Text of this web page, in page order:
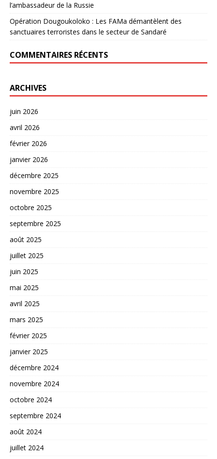
l’ambassadeur de la Russie
Opération Dougoukoloko : Les FAMa démantèlent des
sanctuaires terroristes dans le secteur de Sandaré
COMMENTAIRES RÉCENTS
ARCHIVES
juin 2026
avril 2026
février 2026
janvier 2026
décembre 2025
novembre 2025
octobre 2025
septembre 2025
août 2025
juillet 2025
juin 2025
mai 2025
avril 2025
mars 2025
février 2025
janvier 2025
décembre 2024
novembre 2024
octobre 2024
septembre 2024
août 2024
juillet 2024